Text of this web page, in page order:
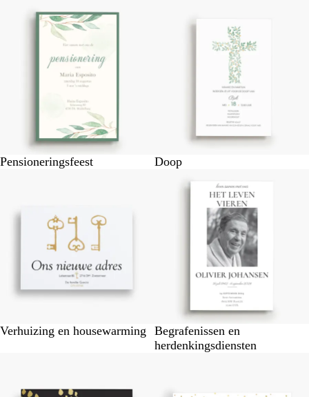
Pensioneringsfeest Doop
Verhuizing en housewarming
Begrafenissen en
herdenkingsdiensten